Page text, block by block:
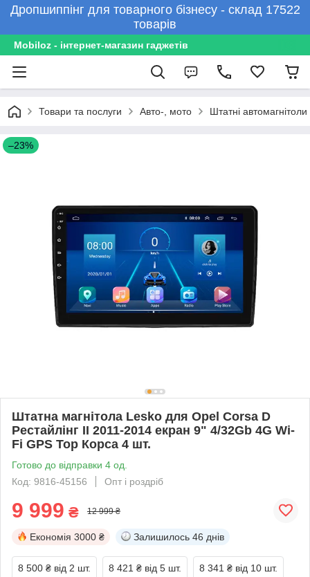
Дропшиппінг для товарного бізнесу - склад 17522
товарів
Mobiloz - інтернет-магазин гаджетів
Товари та послуги Авто-, мото Штатні автомагнітоли
–23%
Штатна магнітола Lesko для Opel Corsa D
Рестайлінг II 2011-2014 екран 9" 4/32Gb 4G Wi-
Fi GPS Top Корса 4 шт.
Готово до відправки 4 од.
Код: 9816-45156
Опт і роздріб
9 999 ₴ 12 999 ₴
Економія 3000 ₴ Залишилось 46 днів
8 500 ₴ від 2 шт. 8 421 ₴ від 5 шт. 8 341 ₴ від 10 шт.